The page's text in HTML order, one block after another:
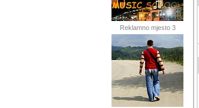
Reklamno mjesto 3